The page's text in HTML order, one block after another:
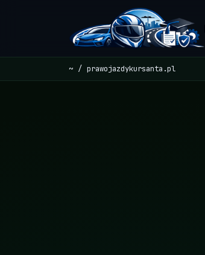
~ prawojazdykursanta.pl